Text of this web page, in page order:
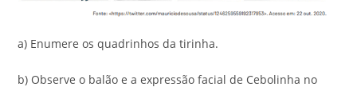
a) Enumere os quadrinhos da tirinha.
b) Observe o balão e a expressão facial de Cebolinha no